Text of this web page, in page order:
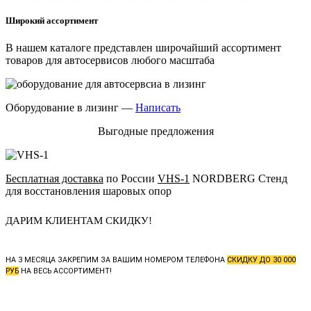
Широкий ассортимент
В нашем каталоге представлен широчайший ассортимент
товаров для автосервисов любого масштаба
Оборудование в лизинг — Написать
Выгодные предложения
Бесплатная доставка по России VHS-1 NORDBERG Стенд
для восстановления шаровых опор
ДАРИМ КЛИЕНТАМ СКИДКУ!
НА 3 МЕСЯЦА ЗАКРЕПИМ ЗА ВАШИМ НОМЕРОМ ТЕЛЕФОНА СКИДКУ ДО 30 000
РУБ НА ВЕСЬ АССОРТИМЕНТ!